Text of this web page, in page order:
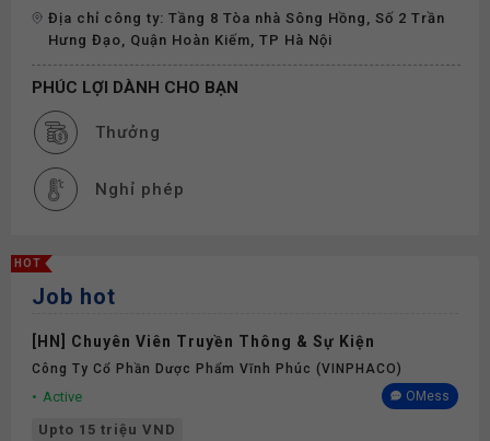
Địa chỉ công ty: Tầng 8 Tòa nhà Sông Hồng, Số 2 Trần
Hưng Đạo, Quận Hoàn Kiếm, TP Hà Nội
PHÚC LỢI DÀNH CHO BẠN
Thưởng
Nghỉ phép
HOT
Job hot
[HN] Chuyên Viên Truyền Thông & Sự Kiện
Công Ty Cổ Phần Dược Phẩm Vĩnh Phúc (VINPHACO)
Active OMess
Upto 15 triệu VND